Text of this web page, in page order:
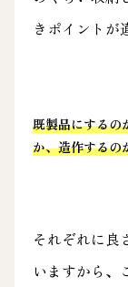
きポイントが
既製品にするの
か、造作するの
それぞれに良
いますから、